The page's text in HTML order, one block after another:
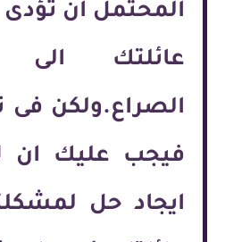
المحتمل ان تؤدى
عائلتك
الصراع.ولكن
فيجب عليك ان
ايجاد حل